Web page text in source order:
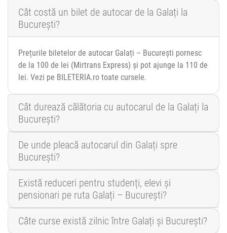
Cât costă un bilet de autocar de la Galați la
București?
Prețurile biletelor de autocar Galați – București pornesc
de la 100 de lei (Mirtrans Express) și pot ajunge la 110 de
lei. Vezi pe BILETERIA.ro toate cursele.
Cât durează călătoria cu autocarul de la Galați la
București?
De unde pleacă autocarul din Galați spre
București?
Există reduceri pentru studenți, elevi și
pensionari pe ruta Galați – București?
Câte curse există zilnic între Galați și București?